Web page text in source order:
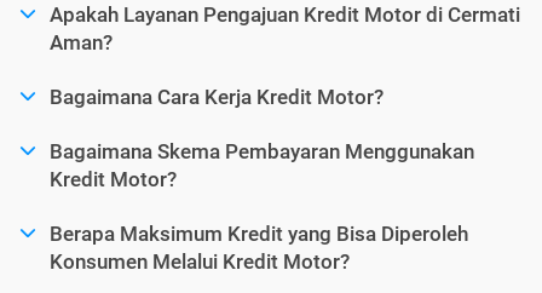
Apakah Layanan Pengajuan Kredit Motor di Cermati
Aman?
Bagaimana Cara Kerja Kredit Motor?
Bagaimana Skema Pembayaran Menggunakan
Kredit Motor?
Berapa Maksimum Kredit yang Bisa Diperoleh
Konsumen Melalui Kredit Motor?